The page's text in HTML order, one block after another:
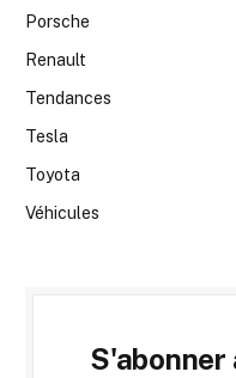
Porsche
Renault
Tendances
Tesla
Toyota
Véhicules
S'abonner